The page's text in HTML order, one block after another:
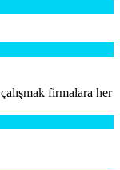
firmalara her